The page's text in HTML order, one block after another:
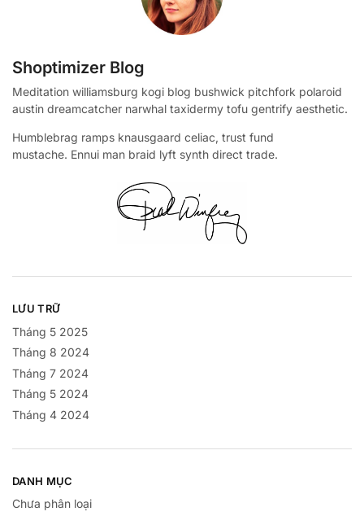
Shoptimizer Blog
Meditation williamsburg kogi blog bushwick pitchfork polaroid
austin dreamcatcher narwhal taxidermy tofu gentrify aesthetic.
Humblebrag ramps knausgaard celiac, trust fund
mustache. Ennui man braid lyft synth direct trade.
LƯU TRỮ
Tháng 5 2025
Tháng 8 2024
Tháng 7 2024
Tháng 5 2024
Tháng 4 2024
DANH MỤC
Chưa phân loại